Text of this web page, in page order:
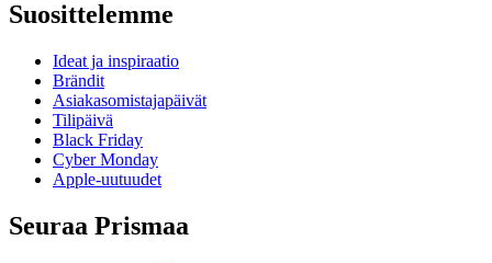
Suosittelemme
Ideat ja inspiraatio
Brändit
Asiakasomistajapäivät
Tilipäivä
Black Friday
Cyber Monday
Apple-uutuudet
Seuraa Prismaa